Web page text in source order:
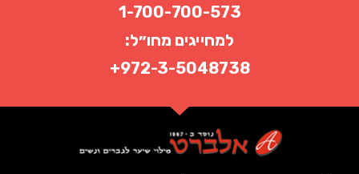
1-700-700-573
למחייגים מחו״ל:
972-3-5048738+